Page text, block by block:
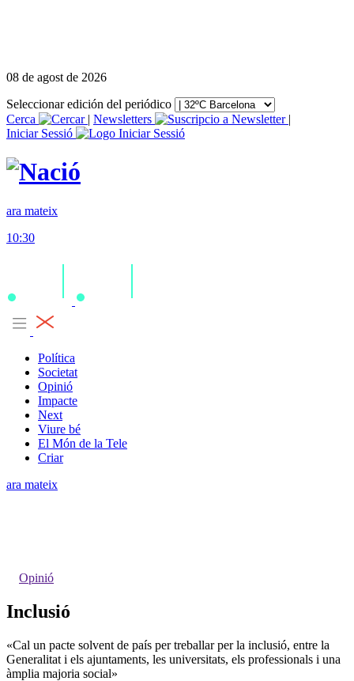
08 de agost de 2026
Seleccionar edición del periódico
Cerca
| Newsletters
|
Iniciar Sessió
ara mateix
10:30
Política
Societat
Opinió
Impacte
Next
Viure bé
El Món de la Tele
Criar
ara mateix
Opinió
Inclusió
«Cal un pacte solvent de país per treballar per la inclusió, entre la
Generalitat i els ajuntaments, les universitats, els professionals i una
àmplia majoria social»